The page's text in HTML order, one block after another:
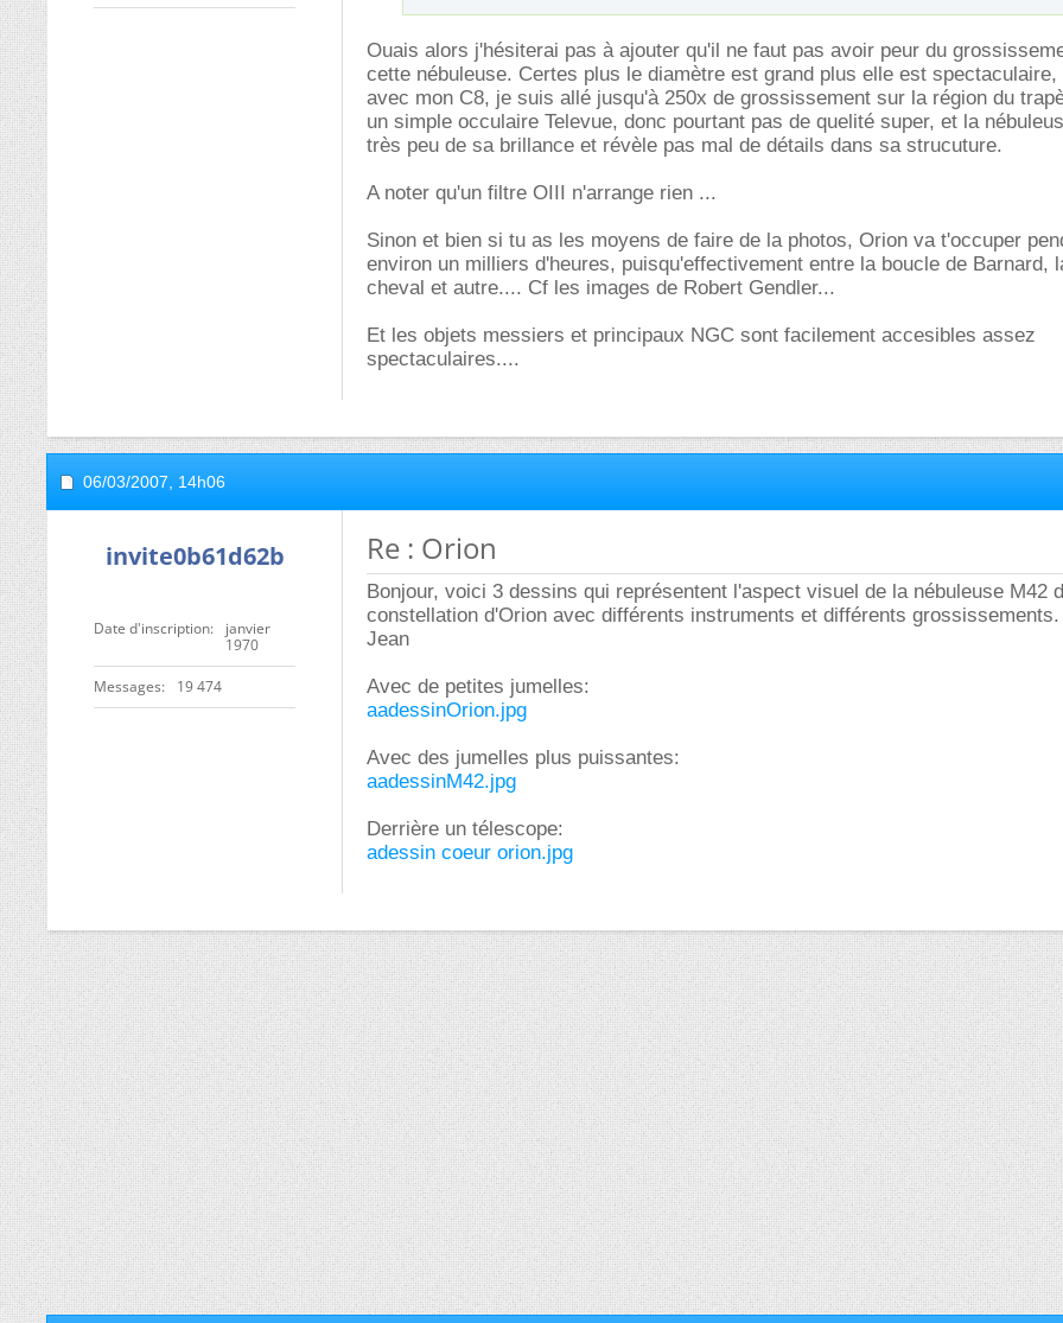
Ouais alors j'hésiterai pas à ajouter qu'il ne faut pas avoir peur du
cette nébuleuse. Certes plus le diamètre est grand plus elle est
avec mon C8, je suis allé jusqu'à 250x de grossissement sur la région du
un simple occulaire Televue, donc pourtant pas de quelité super, et la
très peu de sa brillance et révèle pas mal de détails dans sa strucuture.
A noter qu'un filtre OIII n'arrange rien ...
Sinon et bien si tu as les moyens de faire de la photos, Orion va t'occuper
environ un milliers d'heures, puisqu'effectivement entre la boucle de Barnard,
cheval et autre.... Cf les images de Robert Gendler...
Et les objets messiers et principaux NGC sont facilement accesibles assez
spectaculaires....
06/03/2007, 14h06
invite0b61d62b
Date d'inscription
janvier
1970
Messages 19 474
Re : Orion
Bonjour, voici 3 dessins qui représentent l'aspect visuel de la nébuleuse M42
constellation d'Orion avec différents instruments et différents grossissements.
Jean
Avec de petites jumelles:
aadessinOrion.jpg
Avec des jumelles plus puissantes:
aadessinM42.jpg
Derrière un télescope:
adessin coeur orion.jpg